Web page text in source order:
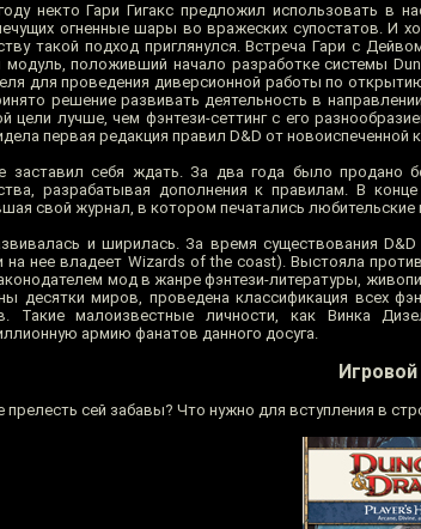
некто Гари Гигакс предложил использовать в
огненные шары во вражеских супостатов. И
такой подход приглянулся. Встреча Гари с
модуль, положивший начало разработке системы
для проведения диверсионной работы по
решение развивать деятельность в
цели лучше, чем фэнтези-сеттинг с его
первая редакция правил D&D от новоиспеченной
заставил себя ждать. За два года было продано
разрабатывая дополнения к правилам. В
свой журнал, в котором печатались
и ширилась. За время существования
на нее владеет Wizards of the coast). Выстояла
мод в жанре фэнтези-литературы,
десятки миров, проведена классификация всех
Такие малоизвестные личности, как Винка
армию фанатов данного досуга.
прелесть сей забавы? Что нужно для вступления в